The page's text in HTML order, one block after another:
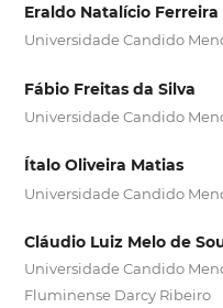
Eraldo Natalício
Universidade Candido
Fábio Freitas da Silva
Universidade Candido
Ítalo Oliveira Matias
Universidade Candido
Cláudio Luiz Melo de
Universidade Candido
Fluminense Darcy Ribeiro